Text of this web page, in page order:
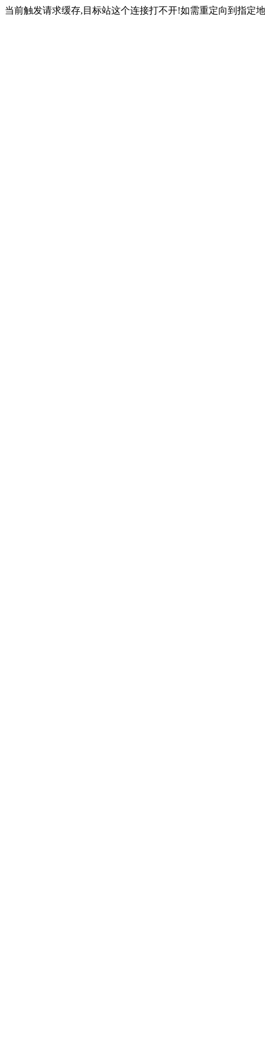
当前触发请求缓存,目标站这个连接打不开!如需重定向到指定